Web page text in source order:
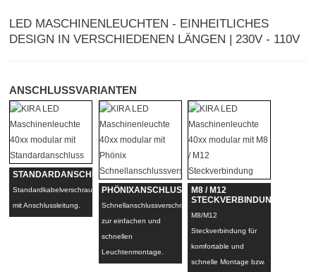
LED MASCHINENLEUCHTEN - EINHEITLICHES
DESIGN IN VERSCHIEDENEN LÄNGEN | 230V - 110V
ANSCHLUSSVARIANTEN
STANDARDANSCHLUSS
Standardkabelverschraubung
mit Anschlussleitung.
PHÖNIXANSCHLUSS
Schnellanschlussverschraubung
zur einfachen und
schnellen
Leuchtenmontage.
M8 / M12
STECKVERBINDUNG
M8/M12
Steckverbindung für
komfortable und
schnelle Montage bzw.